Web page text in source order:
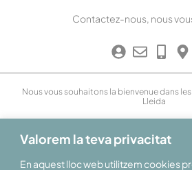
Valorem la teva privacitat
En aquest lloc web utilitzem cookies
Contactez-nous, nous
Nous vous souhaitons la bienvenue dans
Lleida